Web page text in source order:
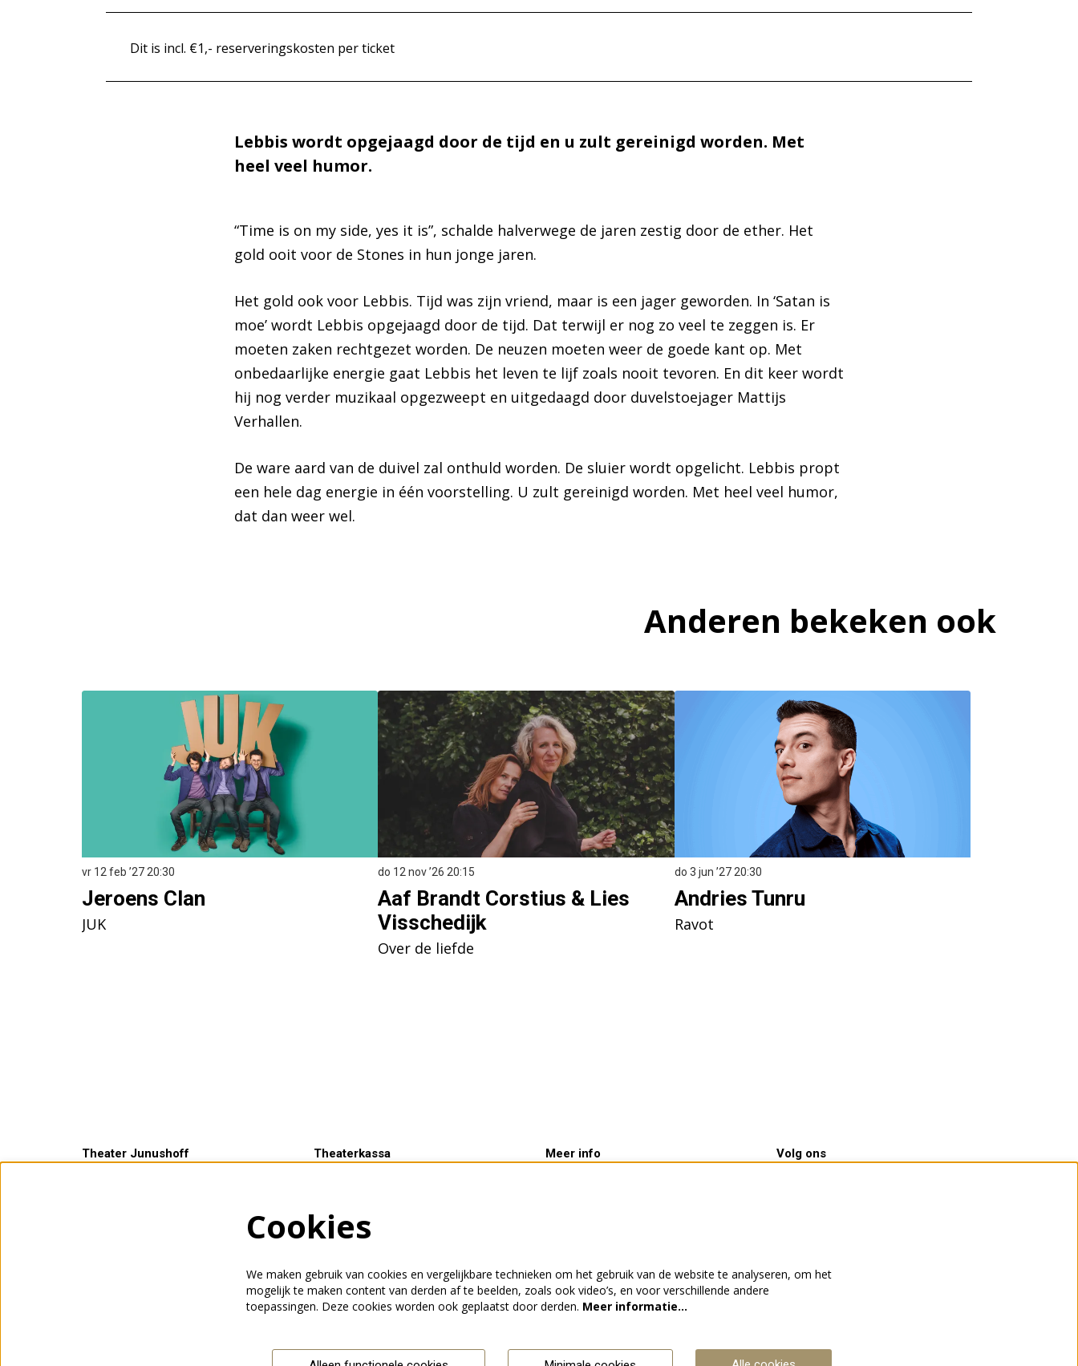
Dit is incl. €1,- reserveringskosten per ticket
Lebbis wordt opgejaagd door de tijd en u zult gereinigd worden. Met
heel veel humor.
“Time is on my side, yes it is”, schalde halverwege de jaren zestig door de ether. Het
gold ooit voor de Stones in hun jonge jaren.
Het gold ook voor Lebbis. Tijd was zijn vriend, maar is een jager geworden. In ‘Satan is
moe’ wordt Lebbis opgejaagd door de tijd. Dat terwijl er nog zo veel te zeggen is. Er
moeten zaken rechtgezet worden. De neuzen moeten weer de goede kant op. Met
onbedaarlijke energie gaat Lebbis het leven te lijf zoals nooit tevoren. En dit keer wordt
hij nog verder muzikaal opgezweept en uitgedaagd door duvelstoejager Mattijs
Verhallen.
De ware aard van de duivel zal onthuld worden. De sluier wordt opgelicht. Lebbis propt
een hele dag energie in één voorstelling. U zult gereinigd worden. Met heel veel humor,
dat dan weer wel.
Anderen bekeken ook
Jeroens Clan
JUK
vr 12 feb ’2720:30
Aaf Brandt Corstius & Lies
Visschedijk
Over de liefde
do 12 nov ’2620:15
Andries Tunru
Ravot
do 3 jun ’2720:30
Theater Junushoff Theaterkassa
een uur voor aanvang van een
voorstelling
Meer info Volg ons
Deze site wordt beschermd door reCAPTCHA, dataverwerking
Cookies
We maken gebruik van cookies en vergelijkbare technieken om het gebruik van de website te analyseren, om het
mogelijk te maken content van derden af te beelden, zoals ook video’s, en voor verschillende andere
toepassingen. Deze cookies worden ook geplaatst door derden. Meer informatie…